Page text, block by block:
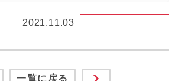
2021.11.03
一覧に戻る